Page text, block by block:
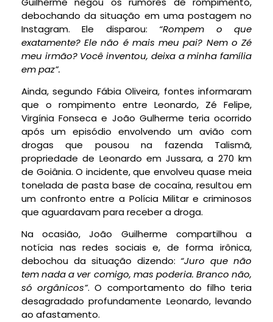
debochando da situação em uma postagem no
Instagram. Ele disparou: “Rompem o que
exatamente? Ele não é mais meu pai? Nem o Zé
meu irmão? Você inventou, deixa a minha família
em paz”.
Ainda, segundo Fábia Oliveira, fontes informaram
que o rompimento entre Leonardo, Zé Felipe,
Virgínia Fonseca e João Gulherme teria ocorrido
após um episódio envolvendo um avião com
drogas que pousou na fazenda Talismã,
propriedade de Leonardo em Jussara, a 270 km
de Goiânia. O incidente, que envolveu quase meia
tonelada de pasta base de cocaína, resultou em
um confronto entre a Polícia Militar e criminosos
que aguardavam para receber a droga.
Na ocasião, João Guilherme compartilhou a
notícia nas redes sociais e, de forma irônica,
debochou da situação dizendo: “Juro que não
tem nada a ver comigo, mas poderia. Branco não,
só orgânicos”. O comportamento do filho teria
desagradado profundamente Leonardo, levando
ao afastamento.